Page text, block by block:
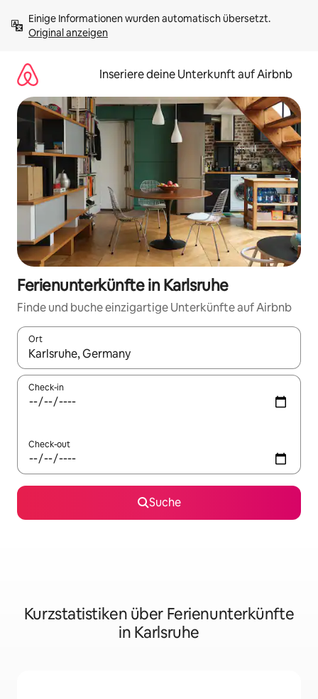
Inhalten
springenOriginal anzeigen
Inseriere deine Unterkunft auf Airbnb
Ferienunterkünfte in Karlsruhe
Finde und buche einzigartige Unterkünfte auf Airbnb
Ort
Wenn Ergebnisse verfügbar sind, navigiere mit den
Check-in
Check-out
Suche
Kurzstatistiken über Ferienunterkünfte
in Karlsruhe